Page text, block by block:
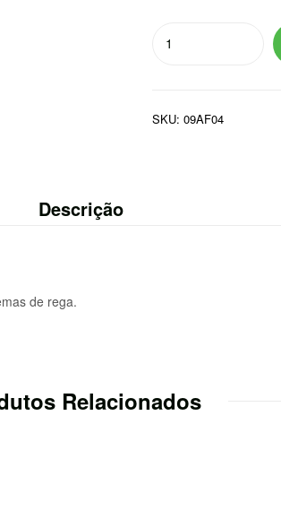
1"
SKU: 09AF04
Descrição
de rega.
Relacionados